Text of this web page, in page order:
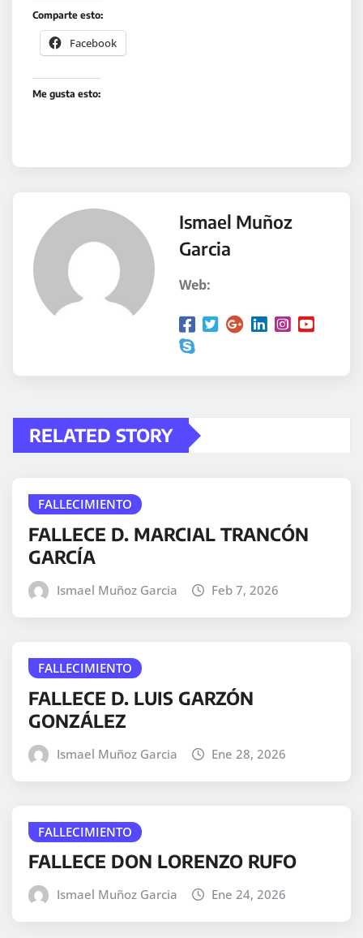
Comparte esto:
Facebook
Me gusta esto:
Ismael Muñoz
Garcia
Web:
RELATED STORY
FALLECIMIENTO
FALLECE D. MARCIAL TRANCÓN
GARCÍA
Ismael Muñoz Garcia Feb 7, 2026
FALLECIMIENTO
FALLECE D. LUIS GARZÓN
GONZÁLEZ
Ismael Muñoz Garcia Ene 28, 2026
FALLECIMIENTO
FALLECE DON LORENZO RUFO
Ismael Muñoz Garcia Ene 24, 2026